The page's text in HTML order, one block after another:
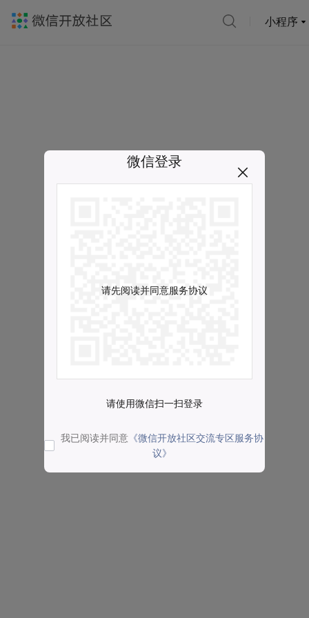
小程序
微信登录
请先阅读并同意服务协议
请使用微信扫一扫登录
我已阅读并同意 《微信开放社区交流专区服务协
议》